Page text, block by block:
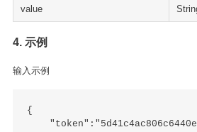
value
4. 示例
输入示例
{